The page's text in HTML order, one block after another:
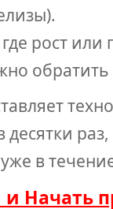
рост или
в
и Начать